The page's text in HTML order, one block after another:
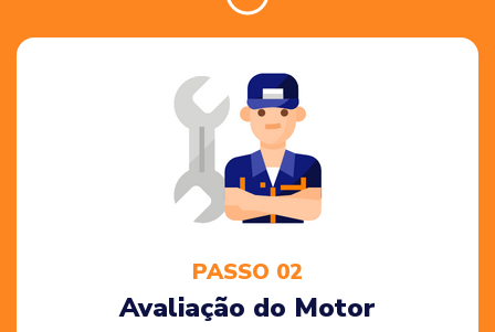
PASSO 02
Avaliação do Motor